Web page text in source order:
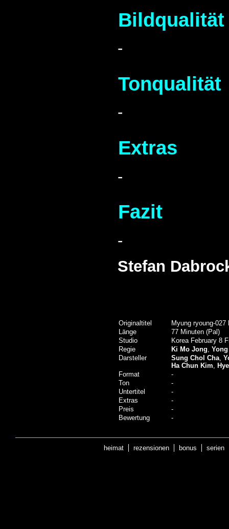
Bildqualität
-
Tonqualität
-
Extras
-
Fazit
-
Stefan
Originaltitel
Myung ryoung-027
Länge
77 Minuten (Pal)
Studio
Korea February 8
Regie
Ki Mo Jong ,
Darsteller
Sung Chol Cha ,
Ha Chun Kim ,
Format
-
Ton
-
Untertitel
-
Extras
-
Preis
-
Bewertung
-
heimat rezensionen bonus serien